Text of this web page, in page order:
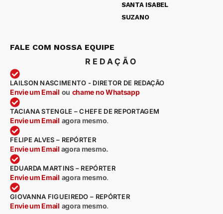
SANTA ISABEL
SUZANO
FALE COM NOSSA EQUIPE
REDAÇÃO
LAILSON NASCIMENTO - DIRETOR DE REDAÇÃO
Envie um Email ou chame no Whatsapp
TACIANA STENGLE – CHEFE DE REPORTAGEM
Envie um Email agora mesmo.
FELIPE ALVES – REPÓRTER
Envie um Email agora mesmo.
EDUARDA MARTINS – REPÓRTER
Envie um Email agora mesmo.
GIOVANNA FIGUEIREDO – REPÓRTER
Envie um Email agora mesmo.